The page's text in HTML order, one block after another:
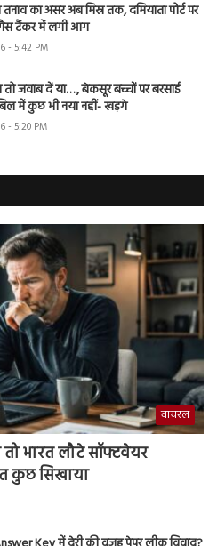
तनाव का असर अब मिस्र तक, दमियाता पोर्ट पर
टैंकर में लगी आग
- 5:42 PM
तो जवाब दें या…., बेकसूर बच्चों पर बरसाई
में कुछ भी नया नहीं- खड़गे
- 5:20 PM
वायरल
भारत लौटे सॉफ्टवेयर
कुछ सिखाया